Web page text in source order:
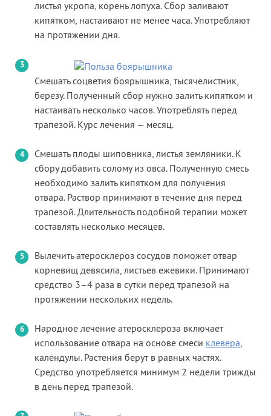
листья укропа, корень лопуха. Сбор заливают
кипятком, настаивают не менее часа. Употребляют
на протяжении дня.
Смешать соцветия боярышника, тысячелистник,
березу. Полученный сбор нужно залить кипятком и
настаивать несколько часов. Употреблять перед
трапезой. Курс лечения — месяц.
Смешать плоды шиповника, листья земляники. К
сбору добавить солому из овса. Полученную смесь
необходимо залить кипятком для получения
отвара. Раствор принимают в течение дня перед
трапезой. Длительность подобной терапии может
составлять несколько месяцев.
Вылечить атеросклероз сосудов поможет отвар
корневищ девясила, листьев ежевики. Принимают
средство 3–4 раза в сутки перед трапезой на
протяжении нескольких недель.
Народное лечение атеросклероза включает
использование отвара на основе смеси клевера,
календулы. Растения берут в равных частях.
Средство употребляется минимум 2 недели трижды
в день перед трапезой.